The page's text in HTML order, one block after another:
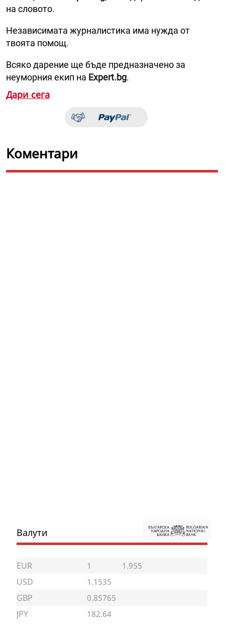
на словото.
Независимата журналистика има нужда от
твоята помощ.
Всяко дарение ще бъде предназначено за
неуморния екип на Expert.bg.
Дари сега
Коментари
Валути
EUR 1
1.955
USD
1.1535
GBP
0.85765
JPY
182.64